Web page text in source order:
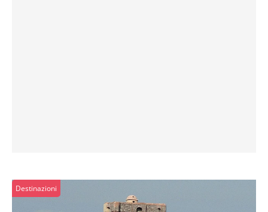
Destinazioni